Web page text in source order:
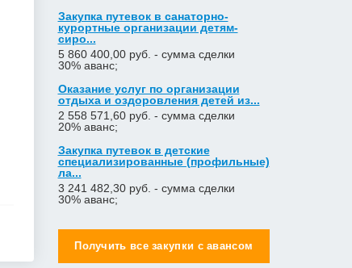
Закупка путевок в санаторно-
курортные организации детям-
сиро...
5 860 400,00 руб. - сумма сделки
30% аванс;
Оказание услуг по организации
отдыха и оздоровления детей из...
2 558 571,60 руб. - сумма сделки
20% аванс;
Закупка путевок в детские
специализированные (профильные)
ла...
3 241 482,30 руб. - сумма сделки
30% аванс;
Получить все закупки с авансом